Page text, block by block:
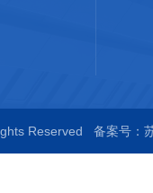
Reserved 备案号：